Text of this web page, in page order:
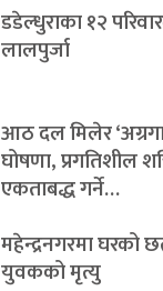
डडेल्धुराका १२
लालपुर्जा
आठ दल मिलेर
घोषणा, प्रगतिशील
एकताबद्ध गर्ने…
महेन्द्रनगरमा घरको
युवकको मृत्यु